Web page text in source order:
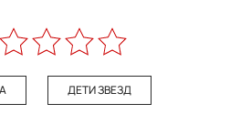
ДЕТИ ЗВЕЗД